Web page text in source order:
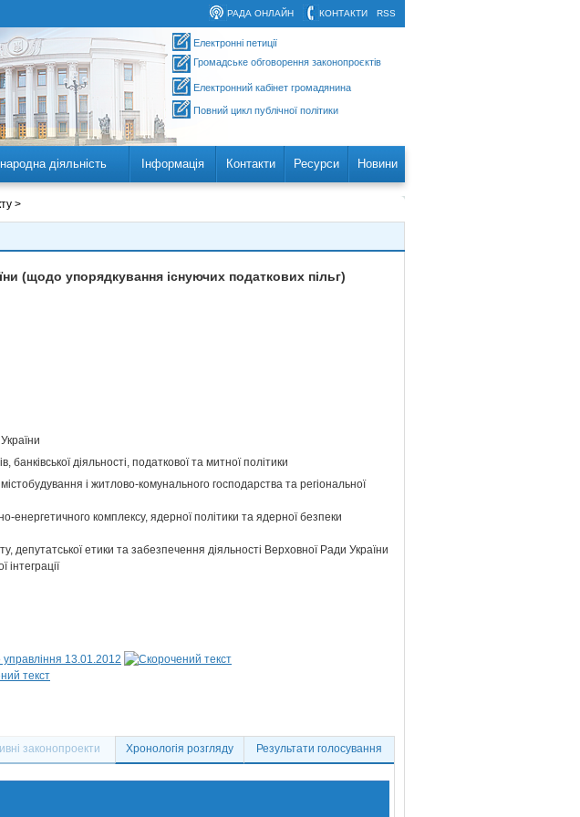
RSS
КОНТАКТИ
РАДА ОНЛАЙН
Електронні петиції
Громадське обговорення законопроєктів
Електронний кабінет громадянина
Повний цикл публічної політики
діяльність Інформація Контакти Ресурси Новини
>
(щодо упорядкування існуючих податкових пільг)
діяльності, податкової та митної політики
і житлово-комунального господарства та регіональної
комплексу, ядерної політики та ядерної безпеки
депутатської етики та забезпечення діяльності Верховної Ради України
інтеграції
управління 13.01.2012
законопроекти Хронологія розгляду Результати голосування